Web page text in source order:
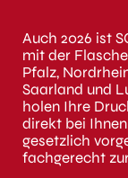
Auch 2026 ist
mit der
Pfalz,
Saarland und
holen Ihre
direkt bei
gesetzlich
fachgerecht